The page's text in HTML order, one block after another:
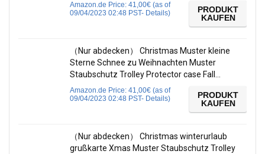
Amazon.de Price: 41,00€ (as of
09/04/2023 02:48 PST- Details)
PRODUKT
KAUFEN
（Nur abdecken） Christmas Muster kleine
Sterne Schnee zu Weihnachten Muster
Staubschutz Trolley Protector case Fall…
Amazon.de Price: 41,00€ (as of
09/04/2023 02:48 PST- Details)
PRODUKT
KAUFEN
（Nur abdecken） Christmas winterurlaub
grußkarte Xmas Muster Staubschutz Trolley